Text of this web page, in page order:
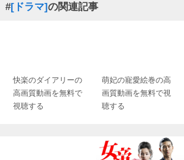
#[ドラマ]の関連記事
快楽のダイアリーの
高画質動画を無料で
視聴する
萌妃の寵愛絵巻の高
画質動画を無料で視
聴する